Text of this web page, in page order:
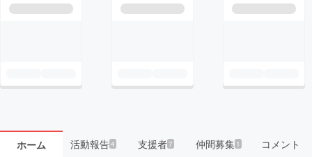
ホーム 活動報告4 支援者7 仲間募集 1 コメント